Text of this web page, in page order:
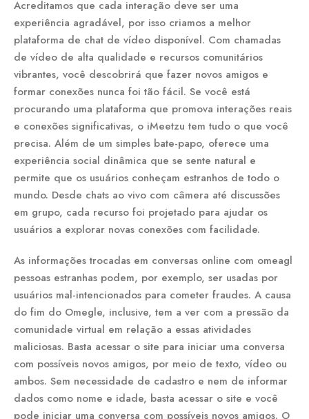
Acreditamos que cada interação deve ser uma
experiência agradável, por isso criamos a melhor
plataforma de chat de vídeo disponível. Com chamadas
de vídeo de alta qualidade e recursos comunitários
vibrantes, você descobrirá que fazer novos amigos e
formar conexões nunca foi tão fácil. Se você está
procurando uma plataforma que promova interações reais
e conexões significativas, o iMeetzu tem tudo o que você
precisa. Além de um simples bate-papo, oferece uma
experiência social dinâmica que se sente natural e
permite que os usuários conheçam estranhos de todo o
mundo. Desde chats ao vivo com câmera até discussões
em grupo, cada recurso foi projetado para ajudar os
usuários a explorar novas conexões com facilidade.
As informações trocadas em conversas online com omeagl
pessoas estranhas podem, por exemplo, ser usadas por
usuários mal-intencionados para cometer fraudes. A causa
do fim do Omegle, inclusive, tem a ver com a pressão da
comunidade virtual em relação a essas atividades
maliciosas. Basta acessar o site para iniciar uma conversa
com possíveis novos amigos, por meio de texto, vídeo ou
ambos. Sem necessidade de cadastro e nem de informar
dados como nome e idade, basta acessar o site e você
pode iniciar uma conversa com possíveis novos amigos. O